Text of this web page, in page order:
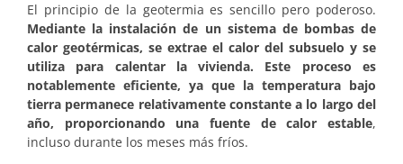
El principio de la geotermia es sencillo pero poderoso.
Mediante la instalación de un sistema de bombas de
calor geotérmicas, se extrae el calor del subsuelo y se
utiliza para calentar la vivienda. Este proceso es
notablemente eficiente, ya que la temperatura bajo
tierra permanece relativamente constante a lo largo del
año, proporcionando una fuente de calor estable,
incluso durante los meses más fríos.